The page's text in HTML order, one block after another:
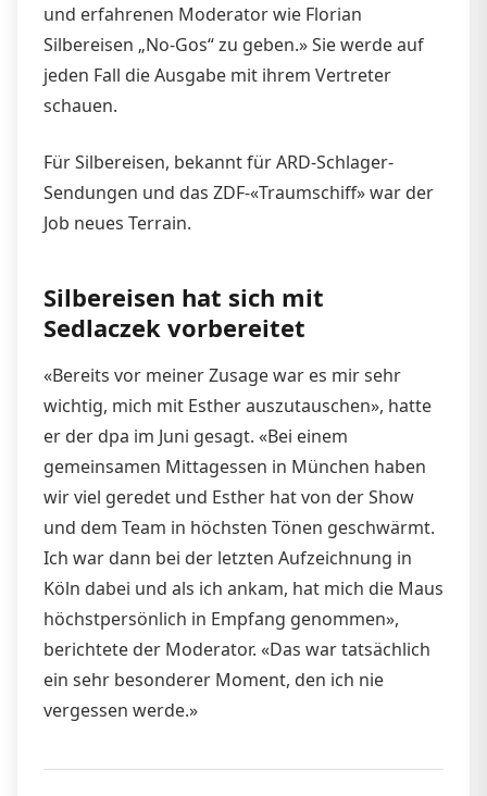
und erfahrenen Moderator wie Florian
Silbereisen „No-Gos“ zu geben.» Sie werde auf
jeden Fall die Ausgabe mit ihrem Vertreter
schauen.
Für Silbereisen, bekannt für ARD-Schlager-
Sendungen und das ZDF-«Traumschiff» war der
Job neues Terrain.
Silbereisen hat sich mit
Sedlaczek vorbereitet
«Bereits vor meiner Zusage war es mir sehr
wichtig, mich mit Esther auszutauschen», hatte
er der dpa im Juni gesagt. «Bei einem
gemeinsamen Mittagessen in München haben
wir viel geredet und Esther hat von der Show
und dem Team in höchsten Tönen geschwärmt.
Ich war dann bei der letzten Aufzeichnung in
Köln dabei und als ich ankam, hat mich die Maus
höchstpersönlich in Empfang genommen»,
berichtete der Moderator. «Das war tatsächlich
ein sehr besonderer Moment, den ich nie
vergessen werde.»